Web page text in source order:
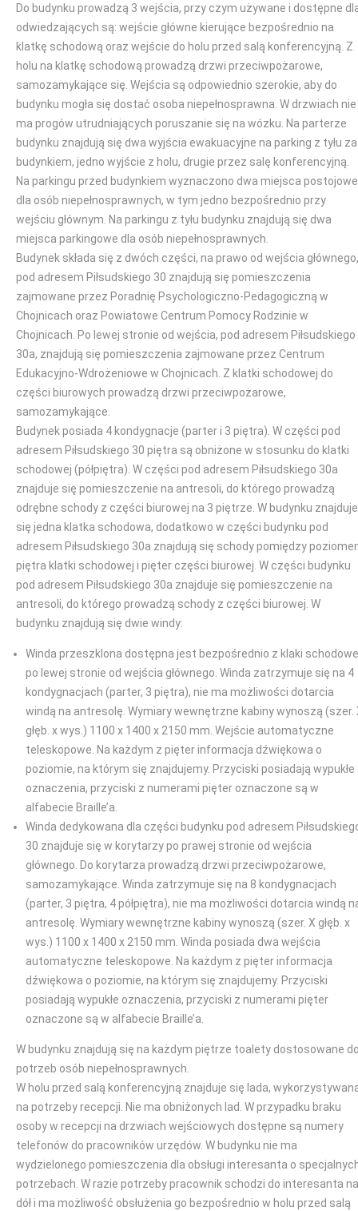
Do budynku prowadzą 3 wejścia, przy czym używane i dostępne
odwiedzających są: wejście główne kierujące bezpośrednio na
klatkę schodową oraz wejście do holu przed salą konferencyjną. Z
holu na klatkę schodową prowadzą drzwi przeciwpożarowe,
samozamykające się. Wejścia są odpowiednio szerokie, aby do
budynku mogła się dostać osoba niepełnosprawna. W drzwiach nie
ma progów utrudniających poruszanie się na wózku. Na parterze
budynku znajdują się dwa wyjścia ewakuacyjne na parking z tyłu za
budynkiem, jedno wyjście z holu, drugie przez salę konferencyjną.
Na parkingu przed budynkiem wyznaczono dwa miejsca postojowe
dla osób niepełnosprawnych, w tym jedno bezpośrednio przy
wejściu głównym. Na parkingu z tyłu budynku znajdują się dwa
miejsca parkingowe dla osób niepełnosprawnych.
Budynek składa się z dwóch części, na prawo od wejścia głównego,
pod adresem Piłsudskiego 30 znajdują się pomieszczenia
zajmowane przez Poradnię Psychologiczno-Pedagogiczną w
Chojnicach oraz Powiatowe Centrum Pomocy Rodzinie w
Chojnicach. Po lewej stronie od wejścia, pod adresem Piłsudskiego
30a, znajdują się pomieszczenia zajmowane przez Centrum
Edukacyjno-Wdrożeniowe w Chojnicach. Z klatki schodowej do
części biurowych prowadzą drzwi przeciwpożarowe,
samozamykające.
Budynek posiada 4 kondygnacje (parter i 3 piętra). W części pod
adresem Piłsudskiego 30 piętra są obniżone w stosunku do klatki
schodowej (półpiętra). W części pod adresem Piłsudskiego 30a
znajduje się pomieszczenie na antresoli, do którego prowadzą
odrębne schody z części biurowej na 3 piętrze. W budynku znajduje
się jedna klatka schodowa, dodatkowo w części budynku pod
adresem Piłsudskiego 30a znajdują się schody pomiędzy
piętra klatki schodowej i pięter części biurowej. W części budynku
pod adresem Piłsudskiego 30a znajduje się pomieszczenie na
antresoli, do którego prowadzą schody z części biurowej. W
budynku znajdują się dwie windy:
Winda przeszklona dostępna jest bezpośrednio z klaki
po lewej stronie od wejścia głównego. Winda zatrzymuje się na 4
kondygnacjach (parter, 3 piętra), nie ma możliwości dotarcia
windą na antresolę. Wymiary wewnętrzne kabiny wynoszą (szer.
głęb. x wys.) 1100 x 1400 x 2150 mm. Wejście automatyczne
teleskopowe. Na każdym z pięter informacja dźwiękowa o
poziomie, na którym się znajdujemy. Przyciski posiadają wypukłe
oznaczenia, przyciski z numerami pięter oznaczone są w
alfabecie Braille’a.
Winda dedykowana dla części budynku pod adresem
30 znajduje się w korytarzy po prawej stronie od wejścia
głównego. Do korytarza prowadzą drzwi przeciwpożarowe,
samozamykające. Winda zatrzymuje się na 8 kondygnacjach
(parter, 3 piętra, 4 półpiętra), nie ma możliwości dotarcia windą
antresolę. Wymiary wewnętrzne kabiny wynoszą (szer. X głęb. x
wys.) 1100 x 1400 x 2150 mm. Winda posiada dwa wejścia
automatyczne teleskopowe. Na każdym z pięter informacja
dźwiękowa o poziomie, na którym się znajdujemy. Przyciski
posiadają wypukłe oznaczenia, przyciski z numerami pięter
oznaczone są w alfabecie Braille’a.
W budynku znajdują się na każdym piętrze toalety dostosowane
potrzeb osób niepełnosprawnych.
W holu przed salą konferencyjną znajduje się lada,
na potrzeby recepcji. Nie ma obniżonych lad. W przypadku braku
osoby w recepcji na drzwiach wejściowych dostępne są numery
telefonów do pracowników urzędów. W budynku nie ma
wydzielonego pomieszczenia dla obsługi interesanta o
potrzebach. W razie potrzeby pracownik schodzi do interesanta na
dół i ma możliwość obsłużenia go bezpośrednio w holu przed salą